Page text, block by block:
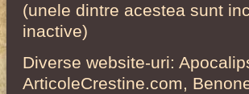
(unele dintre acestea sunt
inactive)
Diverse website-uri:
ArticoleCrestine.com,